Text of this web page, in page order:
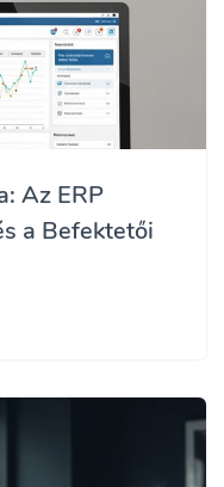
Az ERP
a Befektetői